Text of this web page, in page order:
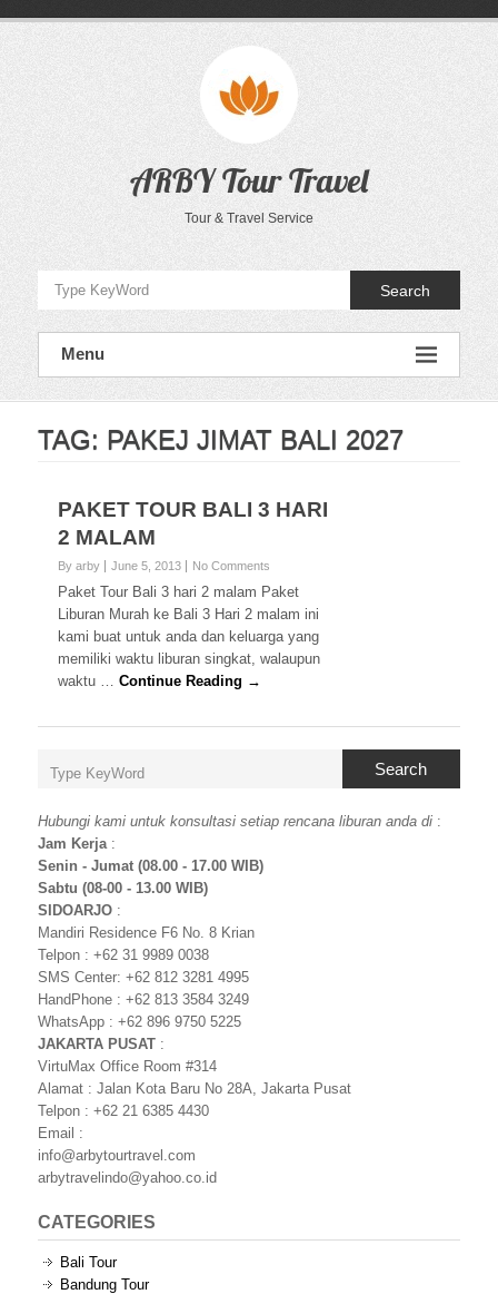
ARBY Tour Travel
Tour & Travel Service
Search
Menu
TAG: PAKEJ JIMAT BALI 2027
PAKET TOUR BALI 3 HARI
2 MALAM
By arby June 5, 2013 No Comments
Paket Tour Bali 3 hari 2 malam Paket
Liburan Murah ke Bali 3 Hari 2 malam ini
kami buat untuk anda dan keluarga yang
memiliki waktu liburan singkat, walaupun
waktu …Continue Reading →
Search
Hubungi kami untuk konsultasi setiap rencana liburan anda di :
Jam Kerja:
Senin - Jumat (08.00 - 17.00 WIB)
Sabtu (08-00 - 13.00 WIB)
SIDOARJO :
Mandiri Residence F6 No. 8 Krian
Telpon : +62 31 9989 0038
SMS Center: +62 812 3281 4995
HandPhone : +62 813 3584 3249
WhatsApp : +62 896 9750 5225
JAKARTA PUSAT :
VirtuMax Office Room #314
Alamat : Jalan Kota Baru No 28A, Jakarta Pusat
Telpon : +62 21 6385 4430
Email :
info@arbytourtravel.com
arbytravelindo@yahoo.co.id
CATEGORIES
Bali Tour
Bandung Tour